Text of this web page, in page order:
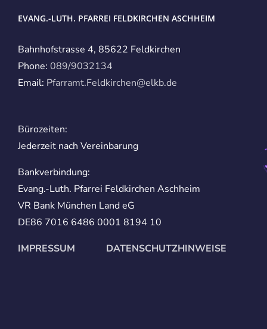
EVANG.-LUTH. PFARREI FELDKIRCHEN ASCHHEIM
Bahnhofstrasse 4, 85622 Feldkirchen
Phone: 089/9032134
Email: Pfarramt.Feldkirchen@elkb.de
Bürozeiten:
Jederzeit nach Vereinbarung
Bankverbindung:
Evang.-Luth. Pfarrei Feldkirchen Aschheim
VR Bank München Land eG
DE86 7016 6486 0001 8194 10
IMPRESSUM
DATENSCHUTZHINWEISE